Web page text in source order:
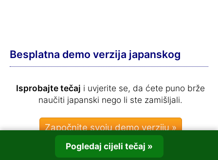
Besplatna demo verzija japanskog
Isprobajte tečaj i uvjerite se, da ćete puno brže
naučiti japanski nego li ste zamišljali.
Pogledaj cijeli tečaj »